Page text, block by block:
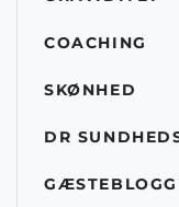
COACHING
SKØNHED
DR